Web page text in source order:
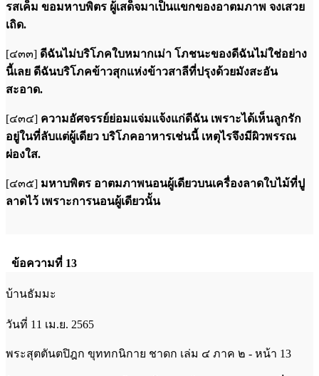
รสเค็ม ขอมหาบพิตร ผู้เสด็จมาเป็นแขกของอาตมภาพ จงเสวย
เถิด.
[๔๓๓] ดีฉันไม่บริโภคใบหมากเม่า โภชนะของดีฉันไม่ใช่อย่าง
นี้เลย ดีฉันบริโภคข้าวสุกแห่งข้าวสาลีที่ปรุงด้วยมังสะอัน
สะอาด.
[๔๓๔] ความอัศจรรย์ย่อมแจ่มแจ้งแก่ดีฉัน เพราะได้เห็นลูกรัก
อยู่ในที่ลับแต่ผู้เดียว บริโภคอาหารเช่นนี้ เหตุไรจึงมีผิวพรรณ
ผ่องใส.
[๔๓๕] มหาบพิตร อาตมภาพนอนผู้เดียวบนเครื่องลาดใบไม้ที่ปู
ลาดไว้ เพราะการนอนผู้เดียวนั้น
ข้อความที่ 13
บ้านธัมมะ
วันที่ 11 เม.ย. 2565
พระสุตตันตปิฎก ขุททกนิกาย ชาดก เล่ม ๔ ภาค ๒ - หน้า 13